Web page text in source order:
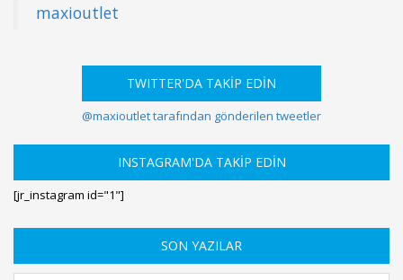
maxioutlet
TWITTER'DA TAKİP EDİN
@maxioutlet tarafından gönderilen tweetler
INSTAGRAM'DA TAKİP EDİN
[jr_instagram id="1"]
SON YAZILAR